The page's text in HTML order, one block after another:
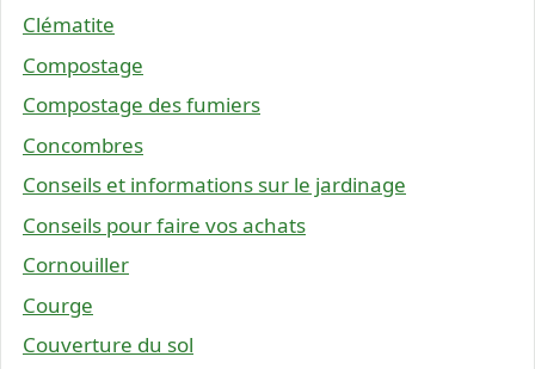
Clématite
Compostage
Compostage des fumiers
Concombres
Conseils et informations sur le jardinage
Conseils pour faire vos achats
Cornouiller
Courge
Couverture du sol